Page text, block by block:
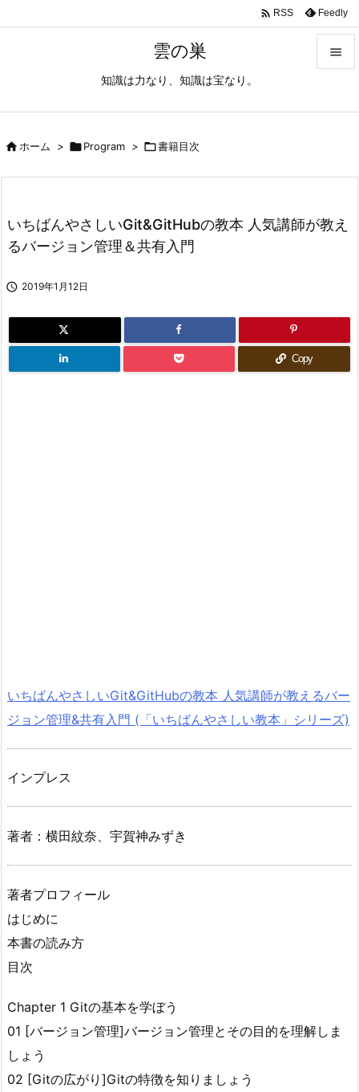
雲の巣
知識は力なり、知識は宝なり。

次へ
 RSS Feedly
ホーム > Program > 書籍目次
いちばんやさしいGit&GitHubの教本 人気講師が教え
るバージョン管理＆共有入門
 2019年1月12日
Copy
いちばんやさしいGit&GitHubの教本 人気講師が教えるバー
ジョン管理&共有入門 (「いちばんやさしい教本」シリーズ)
インプレス
著者：横田紋奈、宇賀神みずき
著者プロフィール
はじめに
本書の読み方
目次
Chapter 1 Gitの基本を学ぼう
01 [バージョン管理]バージョン管理とその目的を理解しま
しょう
02 [Gitの広がり]Gitの特徴を知りましょう